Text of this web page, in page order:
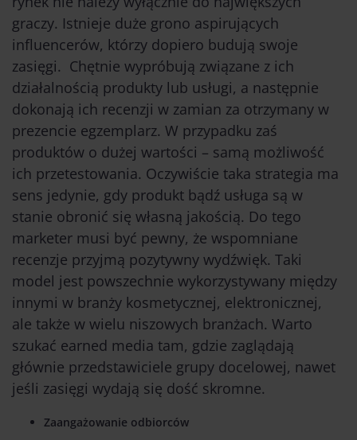
graczy. Istnieje duże grono aspirujących
influencerów, którzy dopiero budują swoje
zasięgi. Chętnie wypróbują związane z ich
działalnością produkty lub usługi, a następnie
dokonają ich recenzji w zamian za otrzymany w
prezencie egzemplarz. W przypadku zaś
produktów o dużej wartości – samą możliwość
ich przetestowania. Oczywiście taka strategia ma
sens jedynie, gdy produkt bądź usługa są w
stanie obronić się własną jakością. Do tego
marketer musi być pewny, że wspomniane
recenzje przyjmą pozytywny wydźwięk. Taki
model jest powszechnie wykorzystywany między
innymi w branży kosmetycznej, elektronicznej,
ale także w wielu niszowych branżach. Warto
szukać earned media tam, gdzie zaglądają
głównie przedstawiciele grupy docelowej, nawet
jeśli zasięgi wydają się dość skromne.
Zaangażowanie odbiorców